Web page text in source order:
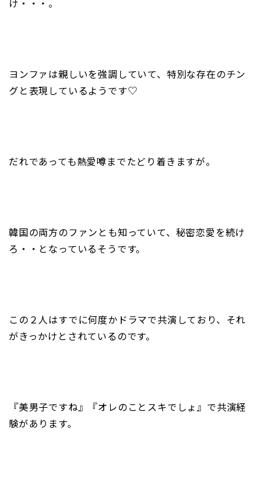
け・・・。
ヨンファは親しいを強調していて、特別な存在のチン
グと表現しているようです♡
だれであっても熱愛噂までたどり着きますが。
韓国の両方のファンとも知っていて、秘密恋愛を続け
ろ・・となっているそうです。
この２人はすでに何度かドラマで共演しており、それ
がきっかけとされているのです。
『美男子ですね』『オレのことスキでしょ』で共演経
験があります。